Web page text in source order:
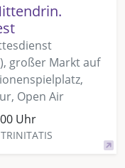
großer Markt auf
Open Air
Uhr